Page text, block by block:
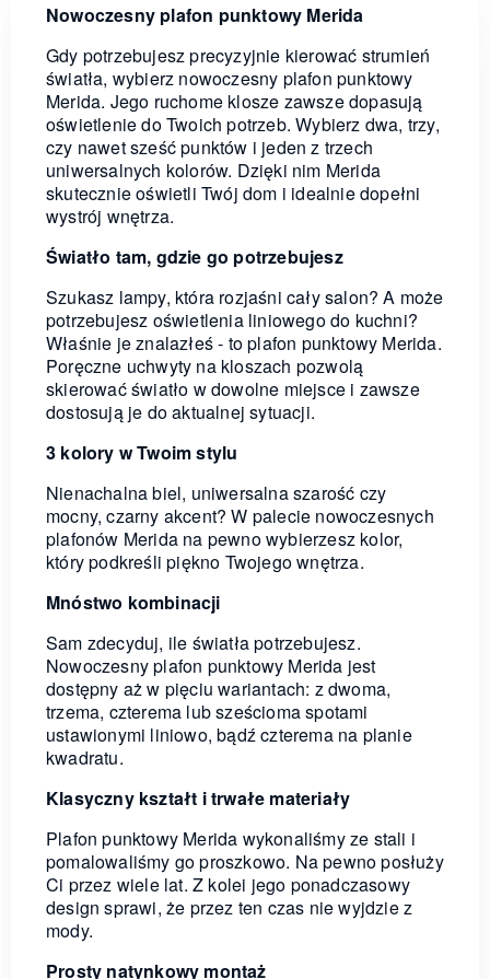
Nowoczesny plafon punktowy Merida
Gdy potrzebujesz precyzyjnie kierować strumień
światła, wybierz nowoczesny plafon punktowy
Merida. Jego ruchome klosze zawsze dopasują
oświetlenie do Twoich potrzeb. Wybierz dwa, trzy,
czy nawet sześć punktów i jeden z trzech
uniwersalnych kolorów. Dzięki nim Merida
skutecznie oświetli Twój dom i idealnie dopełni
wystrój wnętrza.
Światło tam, gdzie go potrzebujesz
Szukasz lampy, która rozjaśni cały salon? A może
potrzebujesz oświetlenia liniowego do kuchni?
Właśnie je znalazłeś - to plafon punktowy Merida.
Poręczne uchwyty na kloszach pozwolą
skierować światło w dowolne miejsce i zawsze
dostosują je do aktualnej sytuacji.
3 kolory w Twoim stylu
Nienachalna biel, uniwersalna szarość czy
mocny, czarny akcent? W palecie nowoczesnych
plafonów Merida na pewno wybierzesz kolor,
który podkreśli piękno Twojego wnętrza.
Mnóstwo kombinacji
Sam zdecyduj, ile światła potrzebujesz.
Nowoczesny plafon punktowy Merida jest
dostępny aż w pięciu wariantach: z dwoma,
trzema, czterema lub sześcioma spotami
ustawionymi liniowo, bądź czterema na planie
kwadratu.
Klasyczny kształt i trwałe materiały
Plafon punktowy Merida wykonaliśmy ze stali i
pomalowaliśmy go proszkowo. Na pewno posłuży
Ci przez wiele lat. Z kolei jego ponadczasowy
design sprawi, że przez ten czas nie wyjdzie z
mody.
Prosty natynkowy montaż